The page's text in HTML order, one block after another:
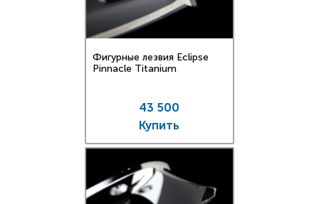
Фигурные лезвия Eclipse
Pinnacle Titanium
43 500
Купить